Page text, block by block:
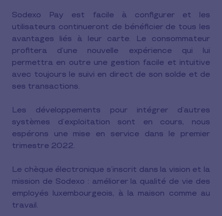
Sodexo Pay est facile à configurer et les
utilisateurs continueront de bénéficier de tous les
avantages liés à leur carte. Le consommateur
profitera d’une nouvelle expérience qui lui
permettra en outre une gestion facile et intuitive
avec toujours le suivi en direct de son solde et de
ses transactions.
Les développements pour intégrer d’autres
systèmes d’exploitation sont en cours, nous
espérons une mise en service dans le premier
trimestre 2022.
Le chèque électronique s’inscrit dans la vision et la
mission de Sodexo : améliorer la qualité de vie des
employés luxembourgeois, à la maison comme au
travail.